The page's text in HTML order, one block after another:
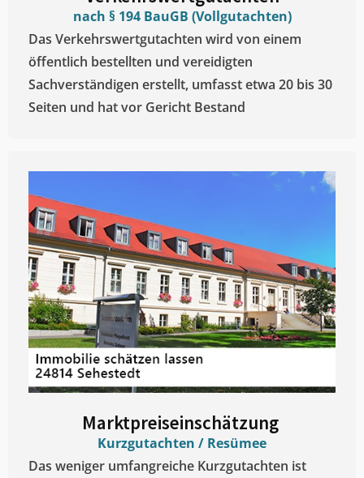
nach § 194 BauGB (Vollgutachten)
Das Verkehrswertgutachten wird von einem
öffentlich bestellten und vereidigten
Sachverständigen erstellt, umfasst etwa 20 bis 30
Seiten und hat vor Gericht Bestand
Marktpreiseinschätzung ​
Kurzgutachten / Resümee
Das weniger umfangreiche Kurzgutachten ist